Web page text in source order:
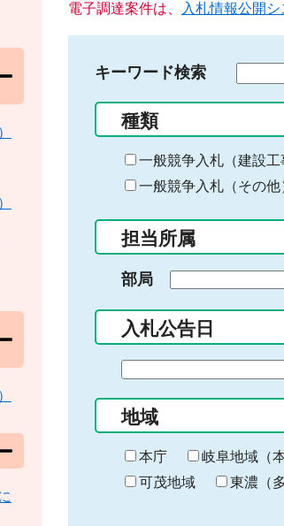
電子調達案件は、 入札情報公開シ
キーワード検索
る
キ
ー
ー
入
力
種類
一般競争入札（建設工
一般競争入札（その他
担当所属
部局
入札公告日
の
始
ま
り
地域
本庁 岐阜地域（
可茂地域
東濃（